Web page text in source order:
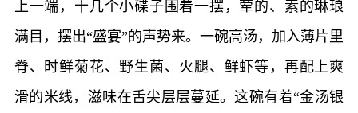
上一端，十几个小碟子围着一摆，荤的、素的琳琅
满目，摆出“盛宴”的声势来。一碗高汤，加入薄片里
脊、时鲜菊花、野生菌、火腿、鲜虾等，再配上爽
滑的米线，滋味在舌尖层层蔓延。这碗有着“金汤银